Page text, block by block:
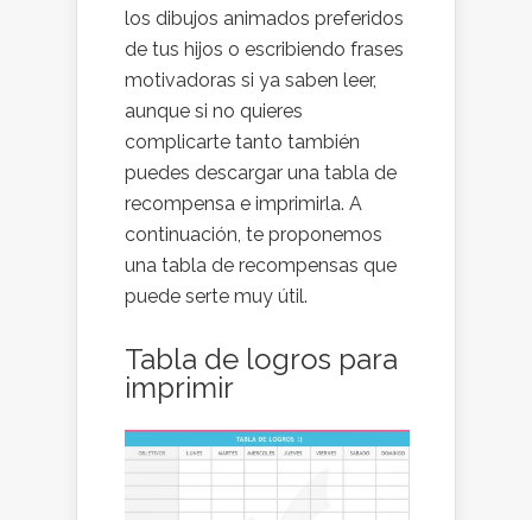
los dibujos animados preferidos
de tus hijos o escribiendo frases
motivadoras si ya saben leer,
aunque si no quieres
complicarte tanto también
puedes descargar una tabla de
recompensa e imprimirla. A
continuación, te proponemos
una tabla de recompensas que
puede serte muy útil.
Tabla de logros para
imprimir